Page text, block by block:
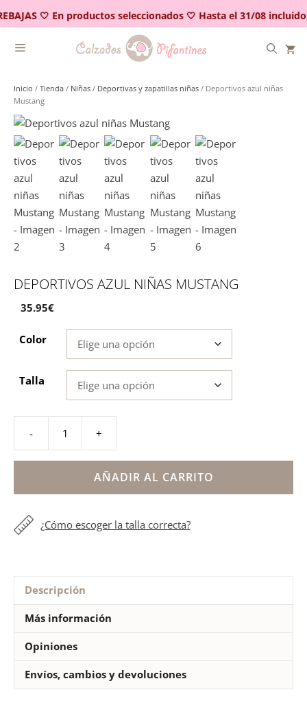
🤍 En productos seleccionados 🤍 Hasta el 31/08 incluido
al
contenido
Inicio / Tienda / Niñas / Deportivas y zapatillas niñas / Deportivos azul niñas
Mustang
DEPORTIVOS AZUL NIÑAS MUSTANG
35.95€
Color
Talla
-
azul
niñas
Mustang
+
AÑADIR AL CARRITO
¿Cómo escoger la talla correcta?
Descripción
Más información
Opiniones
Envíos, cambios y devoluciones